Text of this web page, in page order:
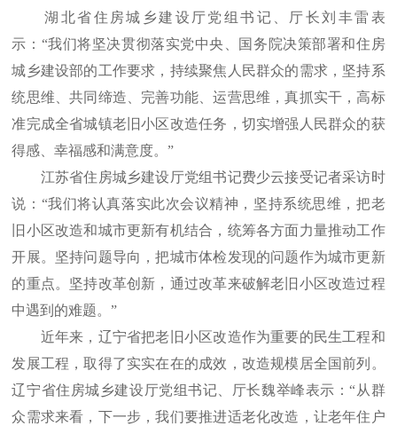
湖北省住房城乡建设厅党组书记、厅长刘丰雷表
示：“我们将坚决贯彻落实党中央、国务院决策部署和住房
城乡建设部的工作要求，持续聚焦人民群众的需求，坚持系
统思维、共同缔造、完善功能、运营思维，真抓实干，高标
准完成全省城镇老旧小区改造任务，切实增强人民群众的获
得感、幸福感和满意度。”
江苏省住房城乡建设厅党组书记费少云接受记者采访时
说：“我们将认真落实此次会议精神，坚持系统思维，把老
旧小区改造和城市更新有机结合，统筹各方面力量推动工作
开展。坚持问题导向，把城市体检发现的问题作为城市更新
的重点。坚持改革创新，通过改革来破解老旧小区改造过程
中遇到的难题。”
近年来，辽宁省把老旧小区改造作为重要的民生工程和
发展工程，取得了实实在在的成效，改造规模居全国前列。
辽宁省住房城乡建设厅党组书记、厅长魏举峰表示：“从群
众需求来看，下一步，我们要推进适老化改造，让老年住户